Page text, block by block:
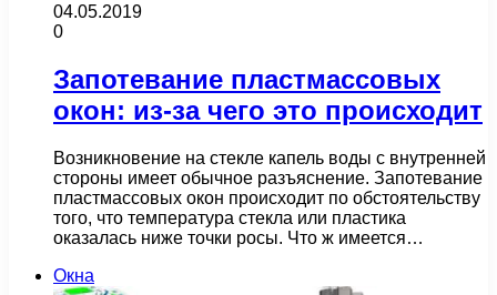
04.05.2019
0
Запотевание пластмассовых
окон: из-за чего это происходит
Возникновение на стекле капель воды с внутренней
стороны имеет обычное разъяснение. Запотевание
пластмассовых окон происходит по обстоятельству
того, что температура стекла или пластика
оказалась ниже точки росы. Что ж имеется…
Окна